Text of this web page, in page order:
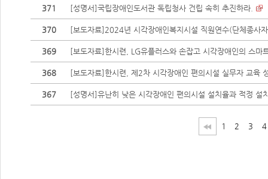
371 [성명서]국립장애인도서관 독립청사 건립 속히 추진하라.
370 [보도자료]2024년 시각장애인복지시설 직원연수(단체종사
369 [보도자료]한시련, LG유플러스와 손잡고 시각장애인의 스마
368 [보도자료]한시련, 제2차 시각장애인 편의시설 실무자 교육
367 [성명서]유난히 낮은 시각장애인 편의시설 설치율과 적정 설
1 2 3 4